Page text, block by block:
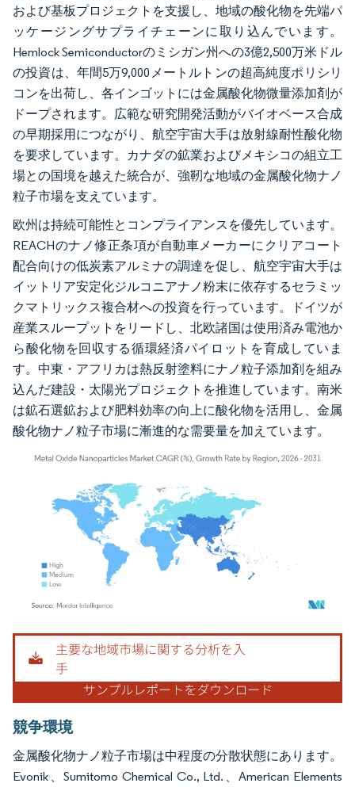
および基板プロジェクトを支援し、地域の酸化物を先端パ
ッケージングサプライチェーンに取り込んでいます。
Hemlock Semiconductorのミシガン州への3億2,500万米ドル
の投資は、年間5万9,000メートルトンの超高純度ポリシリ
コンを出荷し、各インゴットには金属酸化物微量添加剤が
ドープされます。広範な研究開発活動がバイオベース合成
の早期採用につながり、航空宇宙大手は放射線耐性酸化物
を要求しています。カナダの鉱業およびメキシコの組立工
場との国境を越えた統合が、強靭な地域の金属酸化物ナノ
粒子市場を支えています。
欧州は持続可能性とコンプライアンスを優先しています。
REACHのナノ修正条項が自動車メーカーにクリアコート
配合向けの低炭素アルミナの調達を促し、航空宇宙大手は
イットリア安定化ジルコニアナノ粉末に依存するセラミッ
クマトリックス複合材への投資を行っています。ドイツが
産業スループットをリードし、北欧諸国は使用済み電池か
ら酸化物を回収する循環経済パイロットを育成していま
す。中東・アフリカは熱反射塗料にナノ粒子添加剤を組み
込んだ建設・太陽光プロジェクトを推進しています。南米
は鉱石選鉱および肥料効率の向上に酸化物を活用し、金属
酸化物ナノ粒子市場に漸進的な需要量を加えています。
画像 © Mordor Intelligence。再利用にはCC BY 4.0の表示が必要です。
競争環境
金属酸化物ナノ粒子市場は中程度の分散状態にあります。
Evonik、Sumitomo Chemical Co., Ltd.、American Elements